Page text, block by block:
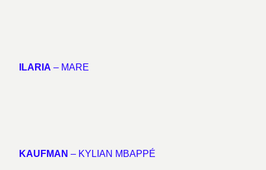
ILARIA – MARE
KAUFMAN – KYLIAN MBAPPÉ